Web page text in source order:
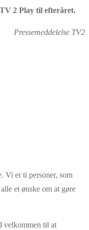
2 Play til efteråret.
Pressemeddelelse TV2
Vi er ti personer, som
et ønske om at gøre
velkommen til at